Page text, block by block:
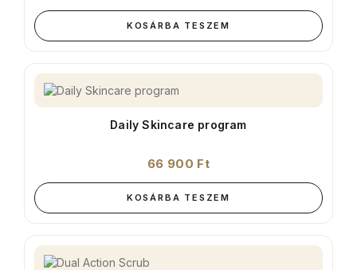
KOSÁRBA TESZEM
Daily Skincare program
66 900 Ft
KOSÁRBA TESZEM